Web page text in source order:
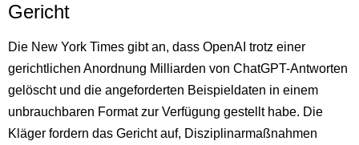
Gericht
Die New York Times gibt an, dass OpenAI trotz einer
gerichtlichen Anordnung Milliarden von ChatGPT-Antworten
gelöscht und die angeforderten Beispieldaten in einem
unbrauchbaren Format zur Verfügung gestellt habe. Die
Kläger fordern das Gericht auf, Disziplinarmaßnahmen